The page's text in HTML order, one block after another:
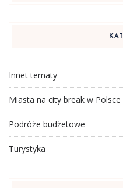
Innet tematy
Miasta na city break w Polsce
Podróże budżetowe
Turystyka